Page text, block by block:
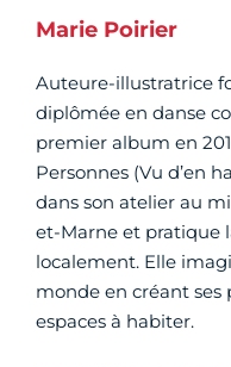
Marie Poirier
Auteure-illustratrice
diplômée en danse
premier album en
Personnes (Vu d’en
dans son atelier au
et-Marne et pratique
localement. Elle
monde en créant
espaces à habiter.